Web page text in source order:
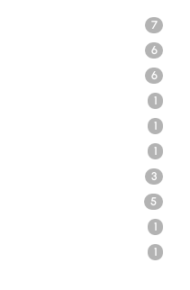
7
6
6
1
1
1
3
5
1
1